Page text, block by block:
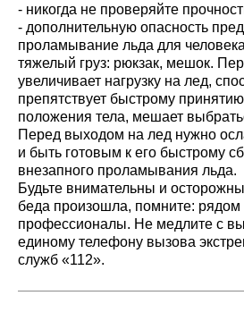
- никогда не проверяйте
- дополнительную опасность
проламывание льда для
тяжелый груз: рюкзак, мешок.
увеличивает нагрузку на лед,
препятствует быстрому
положения тела, мешает
Перед выходом на лед нужно
и быть готовым к его быстрому
внезапного проламывания льда.
Будьте внимательны и
беда произошла, помните: рядом
профессионалы. Не медлите с
единому телефону вызова
служб «112».